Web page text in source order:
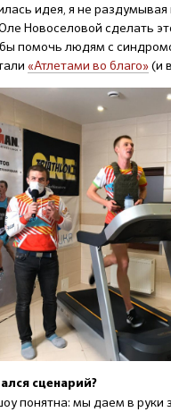
идея, я не
Новоселовой сделать
помочь людям с
«Атлетами во благо»(и
сценарий?
понятна: мы даем в руки